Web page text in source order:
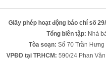
Giấy phép hoạt động báo chí số
Tổng biên tập: Nhà
Tòa soạn: Số 70 Trần
VPĐD tại TP.HCM: 590/24 Phan